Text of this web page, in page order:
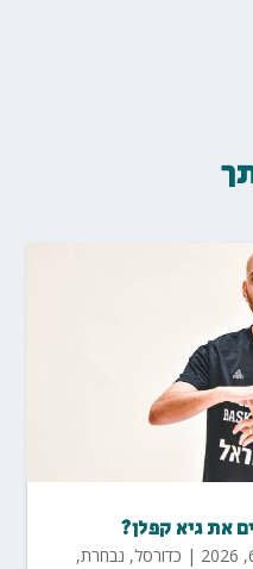
את גיא קפלן?
| כדורסל, נבחרת,